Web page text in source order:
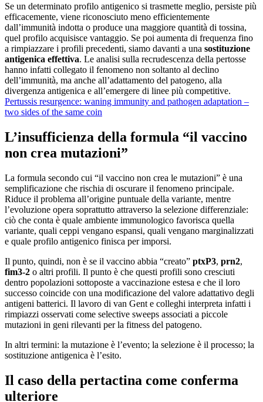
Se un determinato profilo antigenico si trasmette meglio, persiste più
efficacemente, viene riconosciuto meno efficientemente
dall’immunità indotta o produce una maggiore quantità di tossina,
quel profilo acquisisce vantaggio. Se poi aumenta di frequenza fino
a rimpiazzare i profili precedenti, siamo davanti a una sostituzione
antigenica effettiva. Le analisi sulla recrudescenza della pertosse
hanno infatti collegato il fenomeno non soltanto al declino
dell’immunità, ma anche all’adattamento del patogeno, alla
divergenza antigenica e all’emergere di linee più competitive.
Pertussis resurgence: waning immunity and pathogen adaptation –
two sides of the same coin
L’insufficienza della formula “il vaccino
non crea mutazioni”
La formula secondo cui “il vaccino non crea le mutazioni” è una
semplificazione che rischia di oscurare il fenomeno principale.
Riduce il problema all’origine puntuale della variante, mentre
l’evoluzione opera soprattutto attraverso la selezione differenziale:
ciò che conta è quale ambiente immunologico favorisca quella
variante, quali ceppi vengano espansi, quali vengano marginalizzati
e quale profilo antigenico finisca per imporsi.
Il punto, quindi, non è se il vaccino abbia “creato” ptxP3, prn2,
fim3-2 o altri profili. Il punto è che questi profili sono cresciuti
dentro popolazioni sottoposte a vaccinazione estesa e che il loro
successo coincide con una modificazione del valore adattativo degli
antigeni batterici. Il lavoro di van Gent e colleghi interpreta infatti i
rimpiazzi osservati come selective sweeps associati a piccole
mutazioni in geni rilevanti per la fitness del patogeno.
In altri termini: la mutazione è l’evento; la selezione è il processo; la
sostituzione antigenica è l’esito.
Il caso della pertactina come conferma
ulteriore